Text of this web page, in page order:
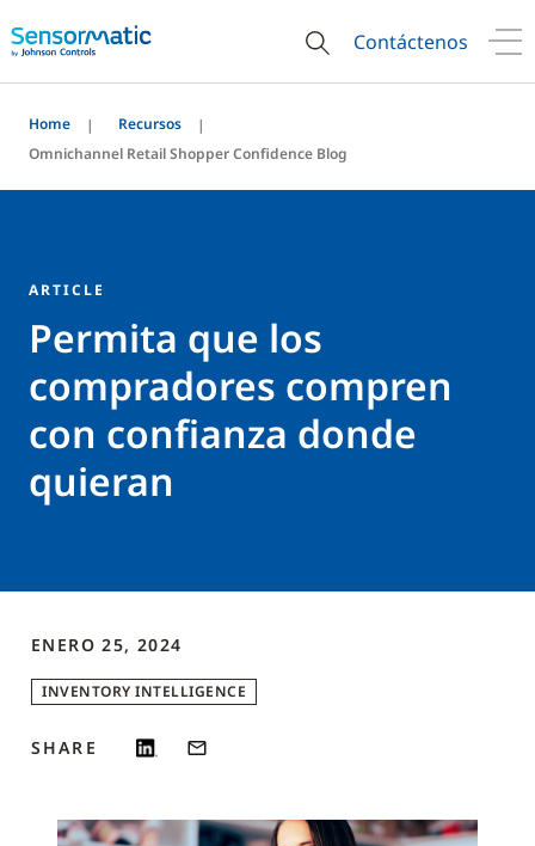
Contáctenos
Home
Recursos
Omnichannel Retail Shopper Confidence Blog
ARTICLE
Permita que los
compradores compren
con confianza donde
quieran
ENERO 25, 2024
INVENTORY INTELLIGENCE
SHARE